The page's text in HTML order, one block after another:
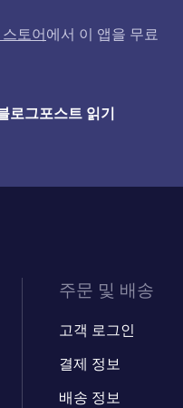
토어에서 이 앱을 무료
로그포스트 읽기
주문 및 배송
고객 로그인
결제 정보
배송 정보